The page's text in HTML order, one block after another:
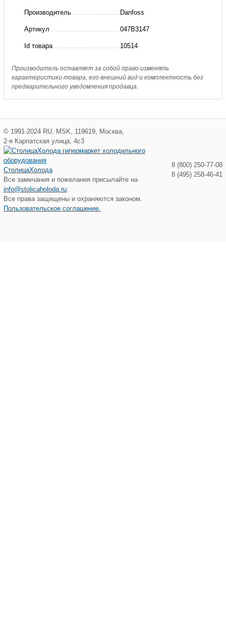
25M(пр.
класс
0125004822)
Производитель Danfoss
Артикул 047B3147
Id товара 10514
Производитель оставляет за собой право изменять
характеристики товара, его внешний вид и комплектность без
предварительного уведомления продавца.
© 1991-2024 RU MSK 119619 Москва
2-я Карпатская улица, 4с3
СтолицаХолода
Все замечания и пожелания присылайте на
info@stolicaholoda.ru
Все права защищены и охраняются законом.
Пользовательское соглашение.
8 (800) 250-77-08
8 (495) 258-46-41